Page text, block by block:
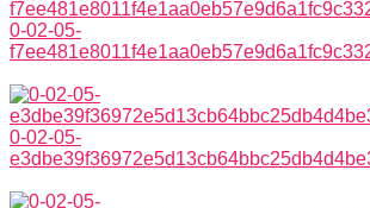
0-02-05-
0-02-05-